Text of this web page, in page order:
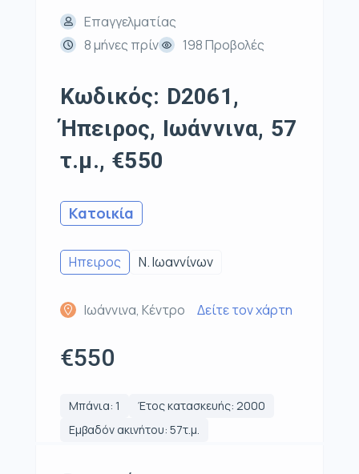
Επαγγελματίας
8 μήνες πρίν
198 Προβολές
Κωδικός: D2061,
Ήπειρος, Ιωάννινα, 57
τ.μ., €550
Κατοικία
Ηπειρος Ν. Ιωαννίνων
Ιωάννινα, Κέντρο Δείτε τον χάρτη
€550
Μπάνια: 1
Έτος κατασκευής: 2000
Εμβαδόν ακινήτου: 57τ.μ.